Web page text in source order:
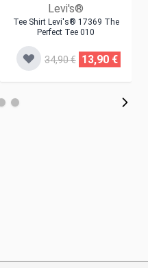
Levi's®
Tee Shirt Levi's® 17369 The
Perfect Tee 010
34,90 € 13,90 €